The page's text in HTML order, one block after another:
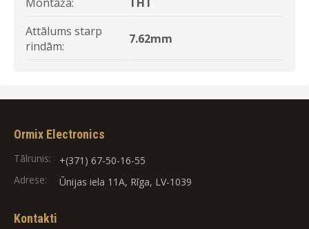
Attālums starp
rindām:
7.62mm
Ormix Electronics
Tālrunis:
+(371) 67-50-16-55
Adrese:
Ūnijas iela 11A, Rīga, LV-1039
Kontakti